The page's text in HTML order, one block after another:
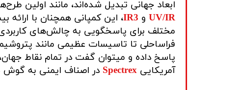
ابعاد جهانی تبدیل شده‌اند، مانند اولین
UV/IRو IR3
مختلف برای پاسخگویی به چالش‌های
فراساحلی تا تاسیسات عظیمی مانند
پاسخ داده و میتوان گفت در تمام نقاط
آمریکایی Spectrex در اصناف ایمنی به گوش